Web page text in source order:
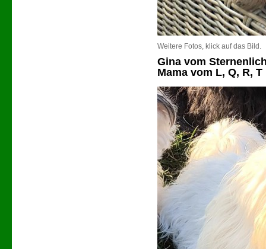
Weitere Fotos, klick auf das Bild.
Gina vom
Mama vom L, Q, R,